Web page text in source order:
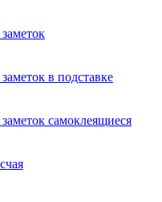
в подставке
самоклеящиеся